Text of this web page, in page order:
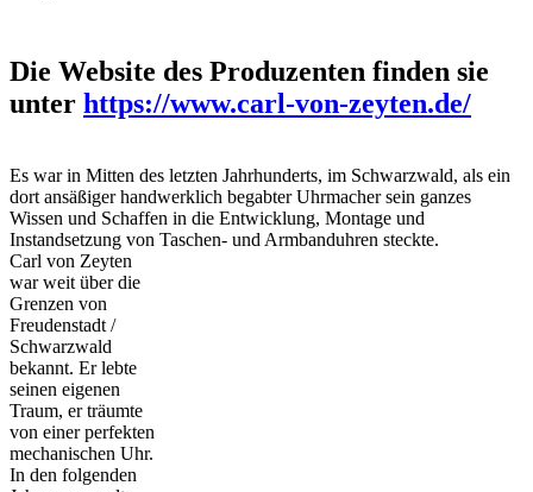
Die Website des Produzenten finden sie
unter https://www.carl-von-zeyten.de/
Es war in Mitten des letzten Jahrhunderts, im Schwarzwald, als ein
dort ansäßiger handwerklich begabter Uhrmacher sein ganzes
Wissen und Schaffen in die Entwicklung, Montage und
Instandsetzung von Taschen- und Armbanduhren steckte.
Carl von Zeyten
war weit über die
Grenzen von
Freudenstadt /
Schwarzwald
bekannt. Er lebte
seinen eigenen
Traum, er träumte
von einer perfekten
mechanischen Uhr.
In den folgenden